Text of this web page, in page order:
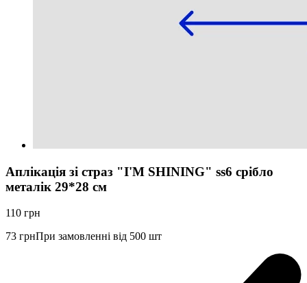
Аплікація зі страз "I'M SHINING" ss6 срібло
металік 29*28 см
110 грн
73 грнПри замовленні від 500 шт